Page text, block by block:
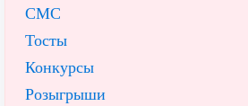
СМС
Тосты
Конкурсы
Розыгрыши